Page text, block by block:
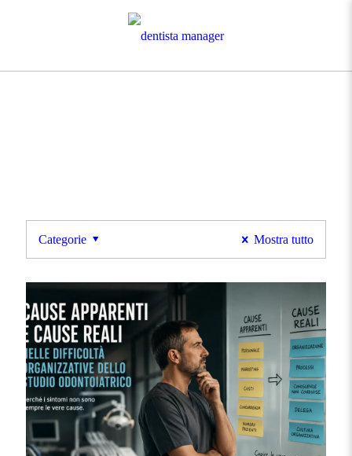
Categorie Mostra tutto